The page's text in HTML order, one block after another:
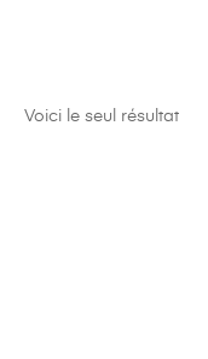
Voici le seul résultat